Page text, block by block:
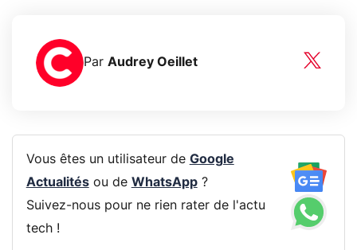
Par Audrey Oeillet
Vous êtes un utilisateur de Google
Actualitésou de WhatsApp?
Suivez-nous pour ne rien rater de l'actu
tech !